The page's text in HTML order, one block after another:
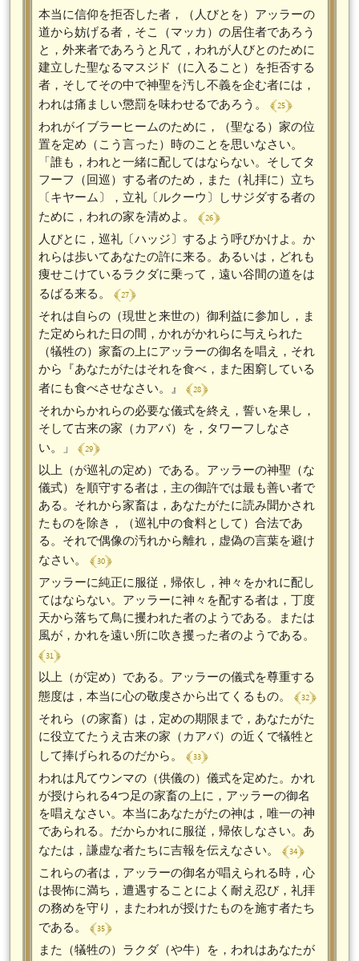
本当に信仰を拒否した者，（人びとを）アッラーの
道から妨げる者，そこ（マッカ）の居住者であろう
と，外来者であろうと凡て，われが人びとのために
建立した聖なるマスジド（に入ること）を拒否する
者，そしてその中で神聖を汚し不義を企む者には，
われは痛ましい懲罰を味わせるであろう。 ﴾ 25 ﴿
われがイブラーヒームのために，（聖なる）家の位
置を定め（こう言った）時のことを思いなさい。
「誰も，われと一緒に配してはならない。そしてタ
フーフ（回巡）する者のため，また（礼拝に）立ち
〔キヤーム〕，立礼〔ルクーウ〕しサジダする者の
ために，われの家を清めよ。 ﴾ 26 ﴿
人びとに，巡礼〔ハッジ〕するよう呼びかけよ。か
れらは歩いてあなたの許に来る。あるいは，どれも
痩せこけているラクダに乗って，遠い谷間の道をは
るばる来る。 ﴾ 27 ﴿
それは自らの（現世と来世の）御利益に参加し，ま
た定められた日の間，かれがかれらに与えられた
（犠牲の）家畜の上にアッラーの御名を唱え，それ
から『あなたがたはそれを食べ，また困窮している
者にも食べさせなさい。』 ﴾ 28 ﴿
それからかれらの必要な儀式を終え，誓いを果し，
そして古来の家（カアバ）を，タワーフしなさ
い。」 ﴾ 29 ﴿
以上（が巡礼の定め）である。アッラーの神聖（な
儀式）を順守する者は，主の御許では最も善い者で
ある。それから家畜は，あなたがたに読み聞かされ
たものを除き，（巡礼中の食料として）合法であ
る。それで偶像の汚れから離れ，虚偽の言葉を避け
なさい。 ﴾ 30 ﴿
アッラーに純正に服従，帰依し，神々をかれに配し
てはならない。アッラーに神々を配する者は，丁度
天から落ちて鳥に攫われた者のようである。または
風が，かれを遠い所に吹き攫った者のようである。
﴾ 31 ﴿
以上（が定め）である。アッラーの儀式を尊重する
態度は，本当に心の敬虔さから出てくるもの。 ﴾ 32 ﴿
それら（の家畜）は，定めの期限まで，あなたがた
に役立てたうえ古来の家（カアバ）の近くで犠牲と
して捧げられるのだから。 ﴾ 33 ﴿
われは凡てウンマの（供儀の）儀式を定めた。かれ
が授けられる4つ足の家畜の上に，アッラーの御名
を唱えなさい。本当にあなたがたの神は，唯一の神
であられる。だからかれに服従，帰依しなさい。あ
なたは，謙虚な者たちに吉報を伝えなさい。 ﴾ 34 ﴿
これらの者は，アッラーの御名が唱えられる時，心
は畏怖に満ち，遭遇することによく耐え忍び，礼拝
の務めを守り，またわれが授けたものを施す者たち
である。 ﴾ 35 ﴿
また（犠牲の）ラクダ（や牛）を，われはあなたが